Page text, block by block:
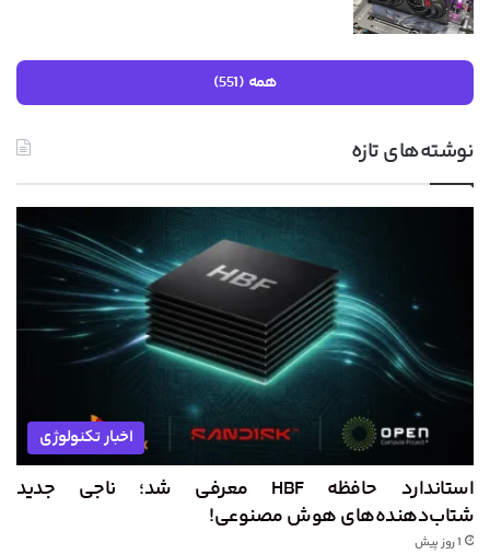
همه (551)
نوشته‌های تازه
اخبار تکنولوژی
استاندارد حافظه HBF معرفی شد؛ ناجی جدید
شتاب‌دهنده‌های هوش مصنوعی!
1 روز پیش